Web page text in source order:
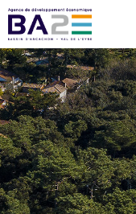
Aller
au
contenu
principal